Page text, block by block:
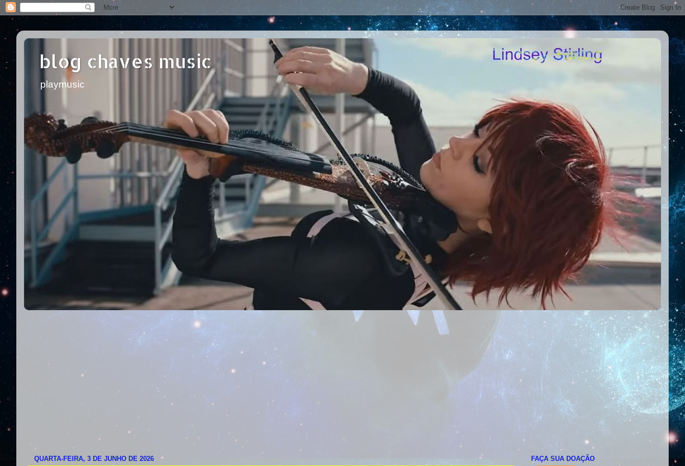
blog chaves music
playmusic
QUARTA-FEIRA, 3 DE JUNHO DE 2026 FAÇA SUA DOAÇÃO